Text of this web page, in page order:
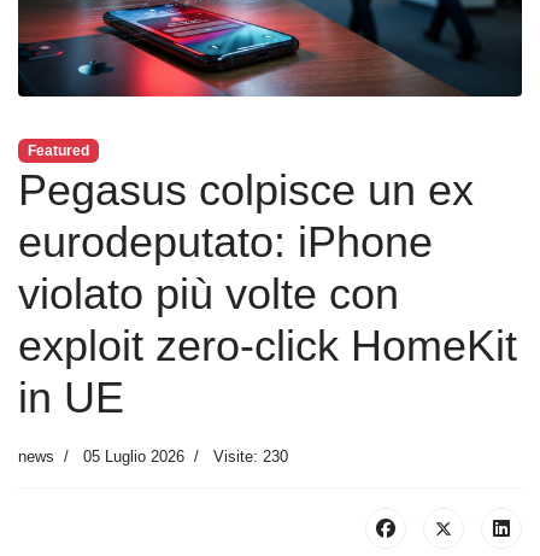
Featured
Pegasus colpisce un ex
eurodeputato: iPhone
violato più volte con
exploit zero‑click HomeKit
in UE
news 05 Luglio 2026 Visite: 230